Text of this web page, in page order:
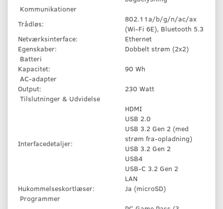
Kommunikationer
Trådløs:
802.11a/b/g/n/ac/ax
(Wi-Fi 6E), Bluetooth 5.3
Netværksinterface:
Ethernet
Egenskaber:
Dobbelt strøm (2x2)
Batteri
Kapacitet:
90 Wh
AC-adapter
Output:
230 Watt
Tilslutninger & Udvidelse
Interfacedetaljer:
HDMI
USB 2.0
USB 3.2 Gen 2 (med
strøm fra-opladning)
USB 3.2 Gen 2
USB4
USB-C 3.2 Gen 2
LAN
Hukommelseskortlæser:
Ja (microSD)
Programmer